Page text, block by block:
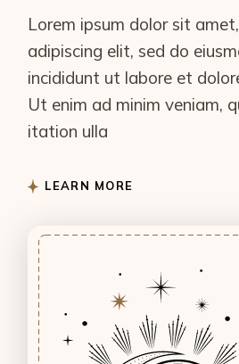
Lorem ipsum dolor sit
adipiscing elit, sed do
incididunt ut labore et
Ut enim ad minim veniam,
itation ulla
LEARN MORE